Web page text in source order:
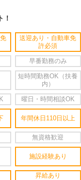
！
送迎あり・自動車免
許必須
早番勤務のみ
短時間勤務OK（扶養
内）
曜日・時間相談OK
年間休日110日以上
無資格歓迎
施設経験あり
昇給あり